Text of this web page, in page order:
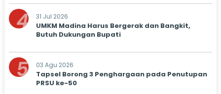
4 31 Jul 2026
UMKM Madina Harus Bergerak dan Bangkit,
Butuh Dukungan Bupati
5 03 Agu 2026
Tapsel Borong 3 Penghargaan pada Penutupan
PRSU ke-50